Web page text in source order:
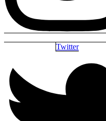
Twitter